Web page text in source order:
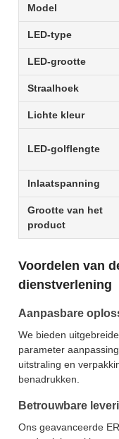
Model
LED-type
LED-grootte
Straalhoek
Lichte kleur
LED-golflengte
Inlaatspanning
Grootte van het
product
Voordelen van
dienstverlening
Aanpasbare
We bieden
parameter
uitstraling en
benadrukken.
Betrouwbare
Ons geavanceerde